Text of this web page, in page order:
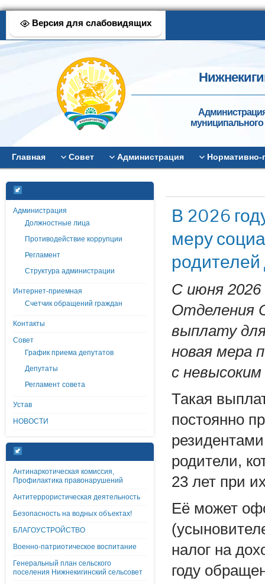
Версия для слабовидящих
муниципального
Главная Совет Администрация
Администрация
Должностные лица
Противодействие коррупции
Регламент
Структура администрации
Интернет-приемная
Счетчик обращений граждан
Контакты
Совет
График приема депутатов
Депутаты
Регламент совета
Устав
НОВОСТИ
Антинаркотическая комиссия,
Профилактика правонарушений
Антитеррористическая деятельность
Безопасность на водных объектах!
БЛАГОУСТРОЙСТВО
Военно-патриотическое воспитание
Генеральный план сельского
поселения Нижнекигинский сельсовет
В 2026
меру
родителей
С июня 2026
Отделения
выплату
новая мера
с
Такая
постоянно
родители,
23 лет при
Её может
налог на
году